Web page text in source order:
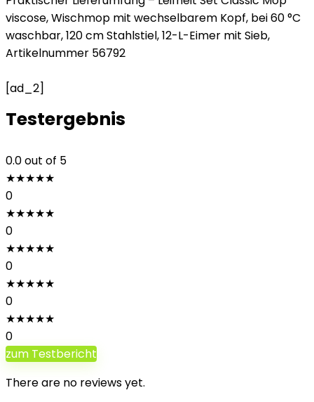
viscose, Wischmop mit wechselbarem Kopf, bei 60 °C
waschbar, 120 cm Stahlstiel, 12-L-Eimer mit Sieb,
Artikelnummer 56792
[ad_2]
Testergebnis
0.0out of 5
★★★★★
0
★★★★★
0
★★★★★
0
★★★★★
0
★★★★★
0
zum Testbericht
There are no reviews yet.